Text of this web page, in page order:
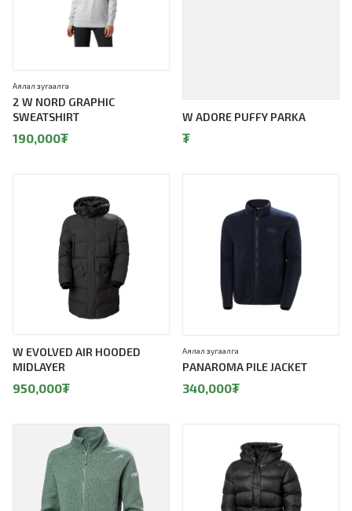
2 W NORD GRAPHIC
SWEATSHIRT
Аялал зугаалга
190,000₮
W ADORE PUFFY PARKA
₮
W EVOLVED AIR HOODED
MIDLAYER
950,000₮
PANAROMA PILE JACKET
Аялал зугаалга
340,000₮